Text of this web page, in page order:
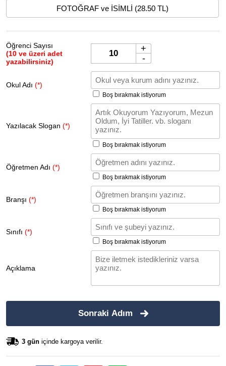
FOTOĞRAF ve İSİMLİ (28.50 TL)
Öğrenci Sayısı
(10 ve üzeri adet
yazabilirsiniz)
+
-
Okul Adı (*)
Boş bırakmak istiyorum
Yazılacak Slogan (*)
Boş bırakmak istiyorum
Öğretmen Adı (*)
Boş bırakmak istiyorum
Branşı (*)
Boş bırakmak istiyorum
Sınıfı (*)
Boş bırakmak istiyorum
Açıklama
Sonraki Adım
3 gün içinde kargoya verilir.